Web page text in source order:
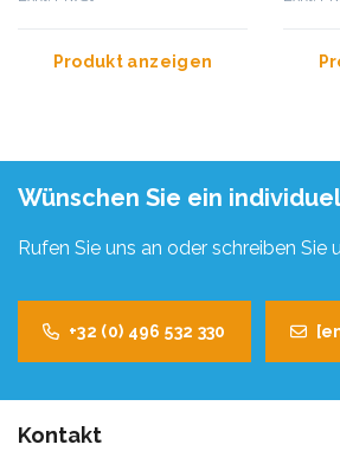
Produkt anzeigen
Wünschen Sie ein
Rufen Sie uns an oder schreiben Sie
+32 (0) 496 532 330
Kontakt